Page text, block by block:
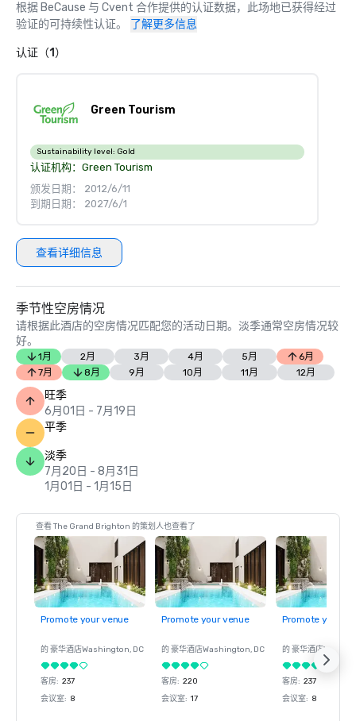
根据 BeCause 与 Cvent 合作提供的认证数据，此场地已获得经过
验证的可持续性认证。
了解更多信息
认证（1）
Green Tourism
Sustainability level: Gold
认证机构： Green Tourism
颁发日期： 2012/6/11
到期日期： 2027/6/1
查看详细信息
季节性空房情况
请根据此酒店的空房情况匹配您的活动日期。淡季通常空房情况较
好。
1月 2月 3月 4月 5月
6月
7月
8月 9月 10月 11月 12月
旺季
6月01日 - 7月19日
平季
淡季
7月20日 - 8月31日
1月01日 - 1月15日
查看 The Grand Brighton 的策划人也查看了
Promote your venue
的 豪华酒店Washington, DC
客房: 237
会议室: 8
Promote your venue
的 豪华酒店Washington, DC
客房: 220
会议室: 17
Promote your
的 豪华酒店
客房: 237
会议室: 8